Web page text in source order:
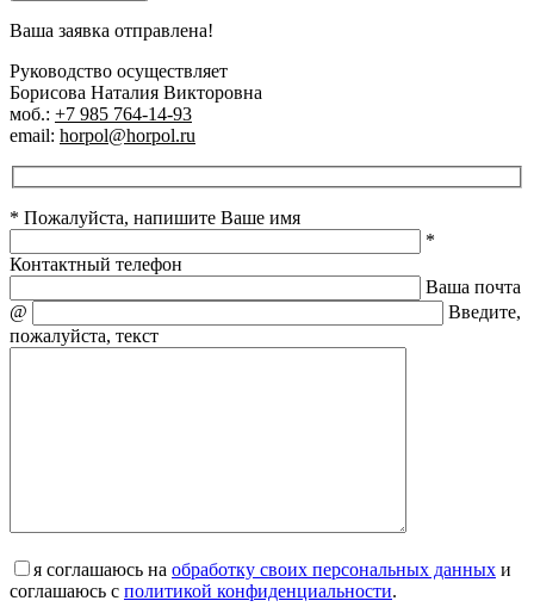
Ваша заявка отправлена!
Руководство осуществляет
Борисова Наталия Викторовна
моб.: +7 985 764-14-93
email: horpol@horpol.ru
* Пожалуйста, напишите Ваше имя
*
Контактный телефон
Ваша почта
@
Введите,
пожалуйста, текст
я соглашаюсь на обработку своих персональных данных и
соглашаюсь с политикой конфиденциальности.